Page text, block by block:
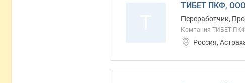
ТИБЕТ ПКФ,
Переработчик,
Компания ТИБЕТ
Россия,